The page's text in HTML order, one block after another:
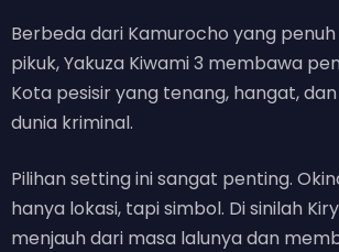
Berbeda dari Kamurocho yang
pikuk, Yakuza Kiwami 3 membawa
Kota pesisir yang tenang, hangat,
dunia kriminal.
Pilihan setting ini sangat penting.
hanya lokasi, tapi simbol. Di sinilah
menjauh dari masa lalunya dan